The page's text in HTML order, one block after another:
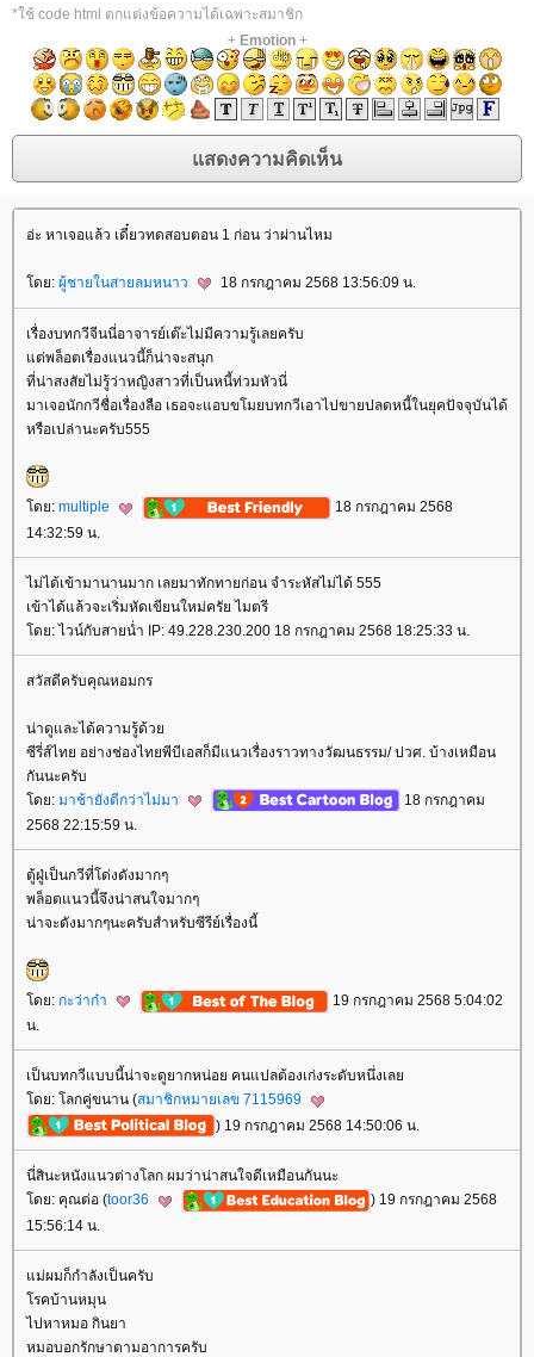
*ใช้ code html ตกแต่งข้อความได้เฉพาะสมาชิก
+ Emotion+
อ่ะ หาเจอแล้ว เดี๋ยวทดสอบตอน 1 ก่อน ว่าผ่านไหม
ดย: ผู้ชายในสายลมหนาว 18 กรกฎาคม 2568 13:56:09 น.
เรื่องบทกวีจีนนี่อาจารย์เต๊ะไม่มีความรู้เลยครับ
ต่พล็อตเรื่องแนวนี้ก็น่าจะสนุก
ที่น่าสงสัยไม่รู้ว่าหญิงสาวที่เป็นหนี้ท่วมหัวนี่
มาเจอนักกวีชื่อเรื่องลือ เธอจะแอบขโมยบทกวีเอาไปขายปลดหนี้ในยุคปัจจุบันได้
หรือเปล่านะครับ555
ดย: multiple
18 กรกฎาคม 2568
14:32:59 น.
ไม่ได้เข้ามานานมาก เลยมาทักทายก่อน จำระหัสไม่ได้ 555
เข้าได้แล้วจะเริ่มหัดเขียนใหม่ครัย ไมตรี
ดย: ไวน์กับสายน่ำ IP: 49.228.230.200 18 กรกฎาคม 2568 18:25:33 น.
สวัสดีครับคุณหอมกร
น่าดูและได้ความรู้ด้ว
ซีรี่ส์ไทย อย่างช่องไทยพีบีเอสก็มีแนวเรื่องราวทางวัฒนธรรม/ ปวศ. บ้างเหมือน
กันนะครับ
ดย: มาช้ายังดีกว่าไม่มา
18 กรกฎาคม
2568 22:15:59 น.
ตู้ฝู่เป็นกวีที่โด่งดังมากๆ
พล็อตแนวนี้จึงน่าสนใจมากๆ
น่าจะดังมากๆนะครับสำหรับซีรีย์เรื่องนี้
ดย: กะว่าก๋า
19 กรกฎาคม 2568 5:04:02
น.
เป็นบทกวีแบบนี้น่าจะดูยากหน่อย คนแปลต้องเก่งระดับหนึ่งเล
ดย: โลกคู่ขนาน (สมาชิกหมายเลข 7115969
) 19 กรกฎาคม 2568 14:50:06 น.
นี่สินะหนังแนวต่างโลก ผมว่าน่าสนใจดีเหมือนกันนะ
ดย: คุณต่อ (toor36
) 19 กรกฎาคม 2568
15:56:14 น.
ม่ผมก็กำลังเป็นครับ
รคบ้านหมุน
ไปหาหมอ กินยา
หมอบอกรักษาตามอาการครับ